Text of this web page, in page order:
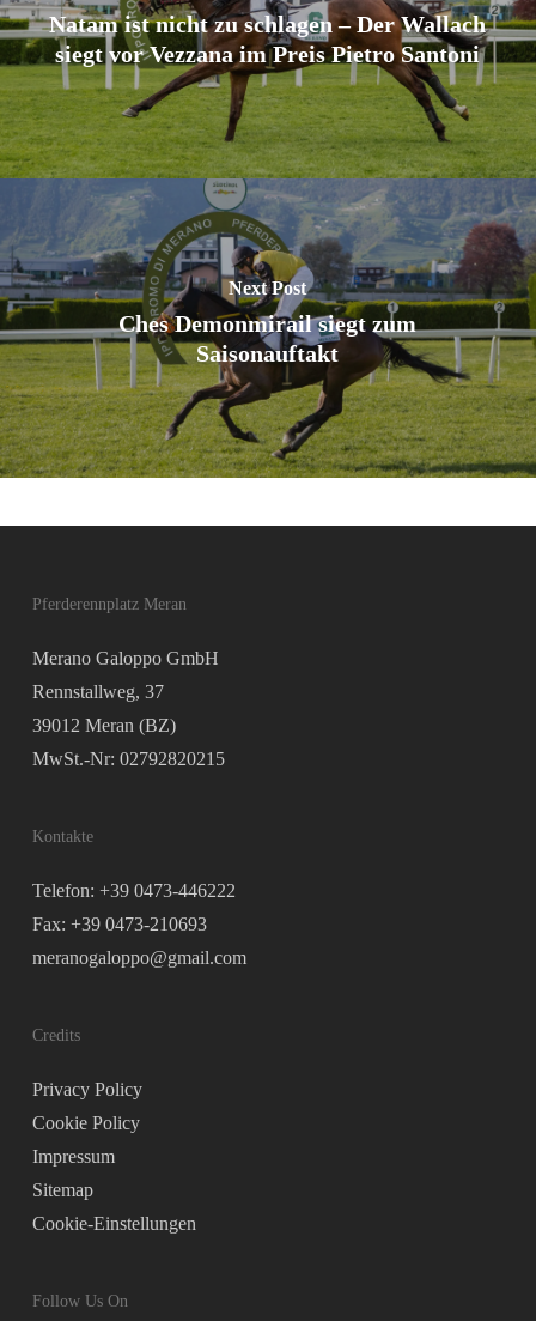
Natam ist nicht zu schlagen – Der Wallach
siegt vor Vezzana im Preis Pietro Santoni
Next Post
Ches Demonmirail siegt zum
Saisonauftakt
Pferderennplatz Meran
Merano Galoppo GmbH
Rennstallweg, 37
39012 Meran (BZ)
MwSt.-Nr: 02792820215
Kontakte
Telefon: +39 0473-446222
Fax: +39 0473-210693
meranogaloppo@gmail.com
Credits
Privacy Policy
Cookie Policy
Impressum
Sitemap
Cookie-Einstellungen
Follow Us On